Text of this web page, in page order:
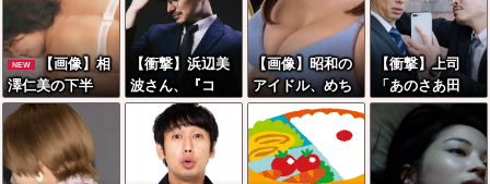
NEW
【画像】相
澤仁美の下半
身、もうシコら
ない方が無理だ
ろ・・・
【衝撃】浜辺美
波さん、『コ
レ』が苦手なタ
イプだった！？
←お世話してあ
げたい弱男が大
【画像】昭和の
アイドル、めち
ゃめちゃブスだ
った
【衝撃】上司
「あのさあ田
沼？お前営業車
のガソリン抜い
てない？」俺
「はぁ？どうい